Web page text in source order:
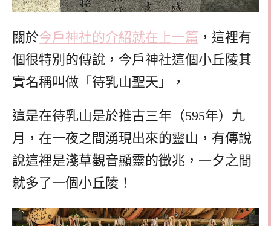
關於今戶神社的介紹就在上一篇 ，這裡有
個很特別的傳說，今戶神社這個小丘陵其
實名稱叫做「待乳山聖天」，
這是在待乳山是於推古三年（595年）九
月，在一夜之間湧現出來的靈山，有傳說
說這裡是淺草觀音顯靈的徵兆，一夕之間
就多了一個小丘陵！